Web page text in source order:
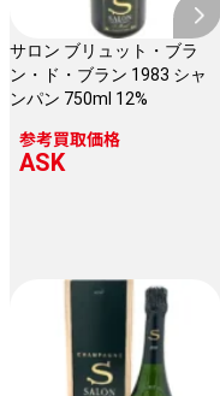
サロン ブリュット・ブラ
ン・ド・ブラン 1983 シャ
ンパン 750ml 12%
参考買取価格
ASK